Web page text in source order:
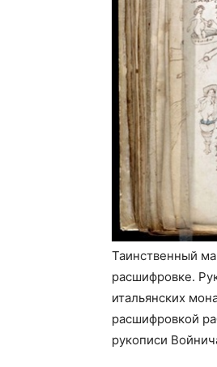
Таинственный
расшифровке.
итальянских
расшифровкой
рукописи